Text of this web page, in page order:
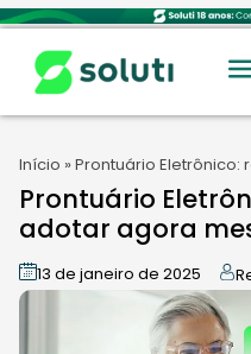
Início » Prontuário
Prontuário
adotar agora
13 de janeiro de 2025